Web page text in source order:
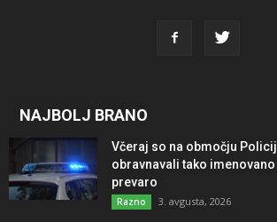
NAJBOLJ BRANO
Včeraj so na območju
obravnavali tako
prevaro
Razno 3. avgusta, 2026